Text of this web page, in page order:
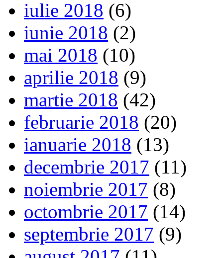
iulie 2018 (6)
iunie 2018 (2)
mai 2018 (10)
aprilie 2018 (9)
martie 2018 (42)
februarie 2018 (20)
ianuarie 2018 (13)
decembrie 2017 (11)
noiembrie 2017 (8)
octombrie 2017 (14)
septembrie 2017 (9)